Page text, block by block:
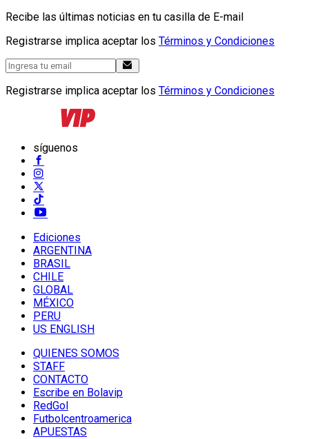
Recibe las últimas noticias en tu casilla de E-mail
Registrarse implica aceptar los Términos y Condiciones
Registrarse implica aceptar los Términos y Condiciones
síguenos
Ediciones
ARGENTINA
BRASIL
CHILE
GLOBAL
MÉXICO
PERU
US ENGLISH
QUIENES SOMOS
STAFF
CONTACTO
Escribe en Bolavip
RedGol
Futbolcentroamerica
APUESTAS